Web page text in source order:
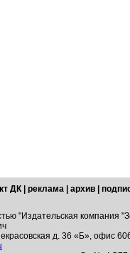
ДК реклама архив
"Издательская компания
д. 36 «Б», офис